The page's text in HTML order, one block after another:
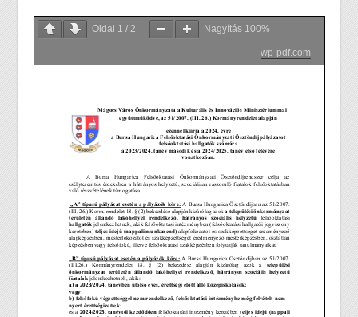
Oldal 1 /2 Nagyítás 100%
wp-pdf.com